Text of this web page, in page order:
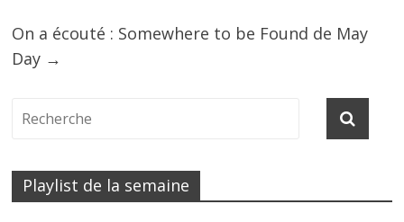
On a écouté : Somewhere to be Found de May
Day →
Playlist de la semaine